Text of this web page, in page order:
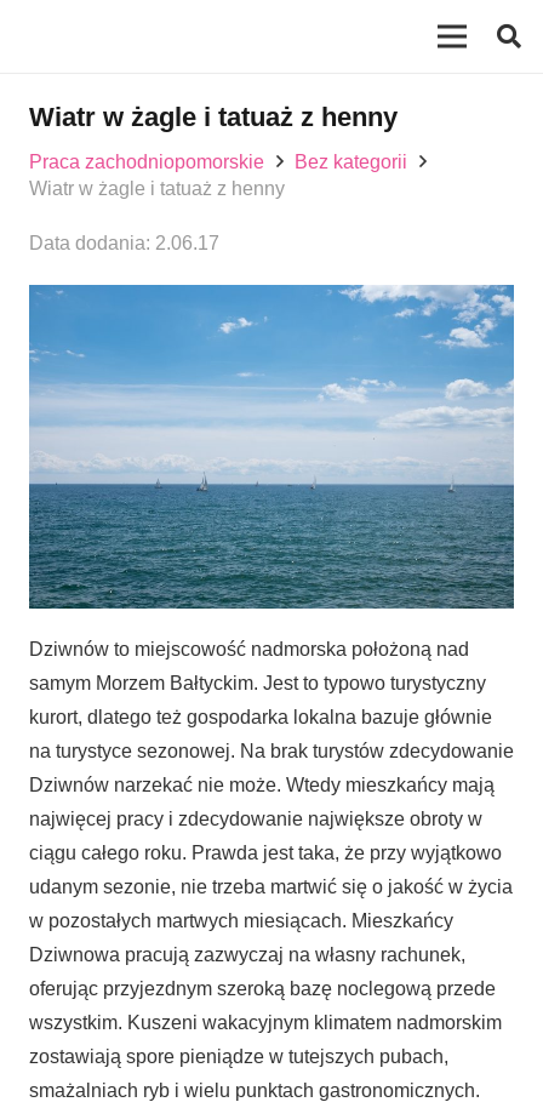
Wiatr w żagle i tatuaż z henny
Praca zachodniopomorskie
Bez kategorii
Wiatr w żagle i tatuaż z henny
Data dodania: 2.06.17
Dziwnów to miejscowość nadmorska położoną nad
samym Morzem Bałtyckim. Jest to typowo turystyczny
kurort, dlatego też gospodarka lokalna bazuje głównie
na turystyce sezonowej. Na brak turystów zdecydowanie
Dziwnów narzekać nie może. Wtedy mieszkańcy mają
najwięcej pracy i zdecydowanie największe obroty w
ciągu całego roku. Prawda jest taka, że przy wyjątkowo
udanym sezonie, nie trzeba martwić się o jakość w życia
w pozostałych martwych miesiącach. Mieszkańcy
Dziwnowa pracują zazwyczaj na własny rachunek,
oferując przyjezdnym szeroką bazę noclegową przede
wszystkim. Kuszeni wakacyjnym klimatem nadmorskim
zostawiają spore pieniądze w tutejszych pubach,
smażalniach ryb i wielu punktach gastronomicznych.